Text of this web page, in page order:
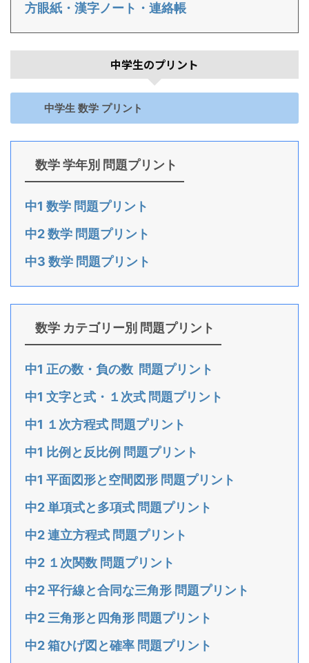
方眼紙・漢字ノート・連絡帳
中学生のプリント
中学生 数学 プリント
数学 学年別 問題プリント
中1 数学 問題プリント
中2 数学 問題プリント
中3 数学 問題プリント
数学 カテゴリー別 問題プリント
中1 正の数・負の数 問題プリント
中1 文字と式・１次式 問題プリント
中1 １次方程式 問題プリント
中1 比例と反比例 問題プリント
中1 平面図形と空間図形 問題プリント
中2 単項式と多項式 問題プリント
中2 連立方程式 問題プリント
中2 １次関数 問題プリント
中2 平行線と合同な三角形 問題プリント
中2 三角形と四角形 問題プリント
中2 箱ひげ図と確率 問題プリント